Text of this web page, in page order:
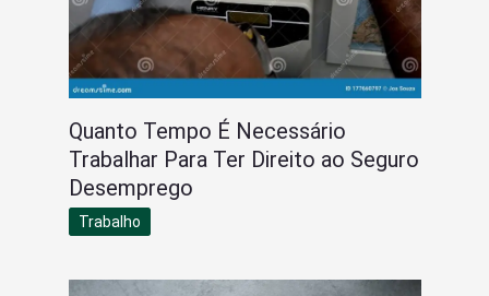
Quanto Tempo É Necessário
Trabalhar Para Ter Direito ao Seguro
Desemprego
Trabalho